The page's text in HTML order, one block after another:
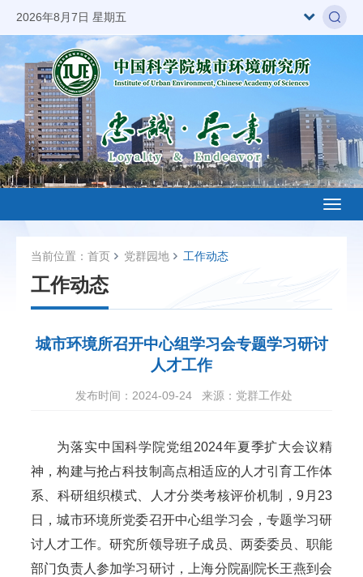
2026年8月7日 星期五
当前位置： 首页 党群园地 工作动态
工作动态
城市环境所召开中心组学习会专题学习研讨
人才工作
发布时间：2024-09-24 来源：党群工作处
为落实中国科学院党组2024年夏季扩大会议精
神，构建与抢占科技制高点相适应的人才引育工作体
系、科研组织模式、人才分类考核评价机制，9月23
日，城市环境所党委召开中心组学习会，专题学习研
讨人才工作。研究所领导班子成员、两委委员、职能
部门负责人参加学习研讨，上海分院副院长王燕到会